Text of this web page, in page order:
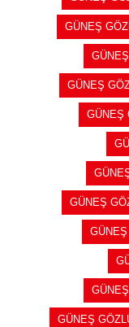
GÜNEŞ
GÜNEŞ
GÜNEŞ
GÜNEŞ
GÜNEŞ